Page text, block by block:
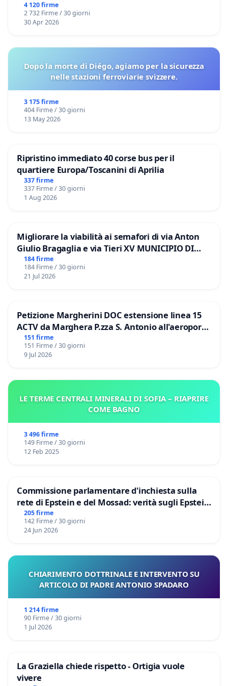
4 120 firme
2 732 Firme / 30 giorni
30 Apr 2026
Dopo la morte di Diégo, agiamo per la sicurezza
nelle stazioni ferroviarie svizzere.
3 175 firme
404 Firme / 30 giorni
13 May 2026
Ripristino immediato 40 corse bus per il
quartiere Europa/Toscanini di Aprilia
337 firme
337 Firme / 30 giorni
1 Aug 2026
Migliorare la viabilità ai semafori di via Anton
Giulio Bragaglia e via Tieri XV MUNICIPIO DI
ROMA
184 firme
184 Firme / 30 giorni
21 Jul 2026
Petizione Margherini DOC estensione linea 15
ACTV da Marghera P.zza S. Antonio all'aeroporto
Marco Polo tariffa a € 1,50
151 firme
151 Firme / 30 giorni
9 Jul 2026
LE TERME CENTRALI MINERALI DI SOFIA – RIAPRIRE
COME BAGNO
3 496 firme
149 Firme / 30 giorni
12 Feb 2025
Commissione parlamentare d'inchiesta sulla
rete di Epstein e del Mossad: verità sugli Epstein
Files
205 firme
142 Firme / 30 giorni
24 Jun 2026
CHIARIMENTO DOTTRINALE E INTERVENTO SU
ARTICOLO DI PADRE ANTONIO SPADARO
1 214 firme
90 Firme / 30 giorni
1 Jul 2026
La Graziella chiede rispetto - Ortigia vuole
vivere